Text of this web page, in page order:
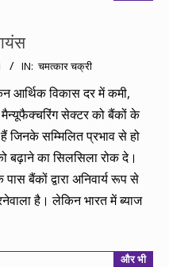
IN: चमत्कार चक्री
आर्थिक विकास दर में कमी,
सेक्टर को बैंकों के
सम्मिलित प्रभाव से हो
बढ़ाने का सिलसिला रोक दे।
बैंकों द्वारा अनिवार्य रूप से
है। लेकिन भारत में ब्याज
और भी